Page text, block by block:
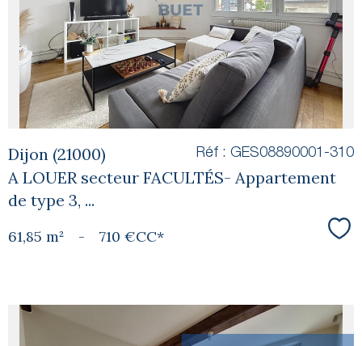
bien
Dijon (21000)
A LOUER secteur FACULTÉS- Appartement
de type 3, ...
Réf : GES08890001-310
61,85 m² - 710 €CC*